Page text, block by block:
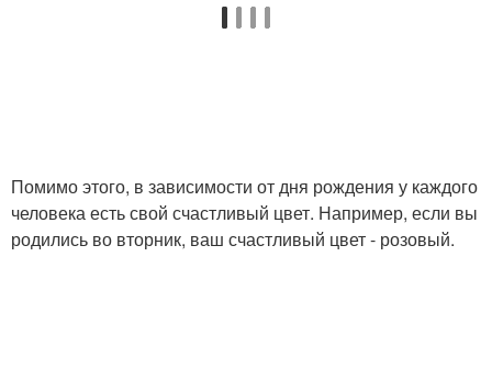
Помимо этого, в зависимости от дня рождения у каждого
человека есть свой счастливый цвет. Например, если вы
родились во вторник, ваш счастливый цвет - розовый.